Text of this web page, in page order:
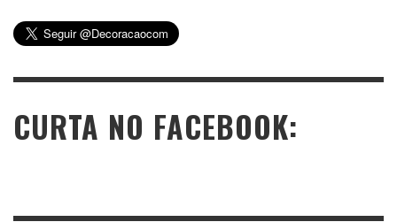
CURTA NO FACEBOOK: